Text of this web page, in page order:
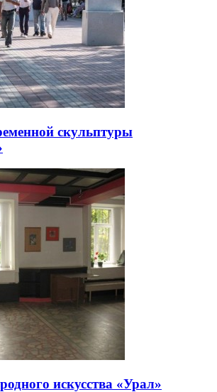
скульптуры
искусства «Урал»